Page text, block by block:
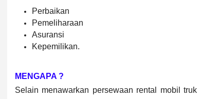
Perbaikan
Pemeliharaan
Asuransi
Kepemilikan.
MENGAPA ?
Selain menawarkan persewaan rental mobil truk